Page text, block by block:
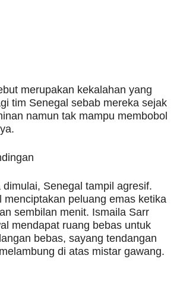
merupakan kekalahan yang
tim Senegal sebab mereka sejak
namun tak mampu membobol
dimulai, Senegal tampil agresif.
menciptakan peluang emas ketika
sembilan menit. Ismaila Sarr
mendapat ruang bebas untuk
bebas, sayang tendangan
di atas mistar gawang.